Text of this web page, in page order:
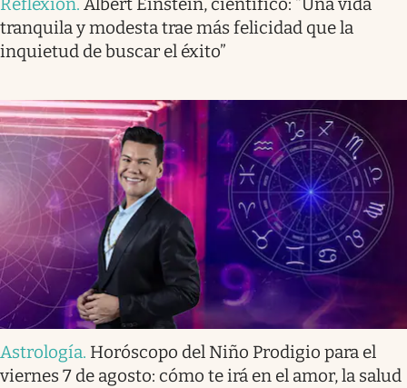
Reflexión. Albert Einstein, científico: “Una vida
tranquila y modesta trae más felicidad que la
inquietud de buscar el éxito”
Astrología. Horóscopo del Niño Prodigio para el
viernes 7 de agosto: cómo te irá en el amor, la salud